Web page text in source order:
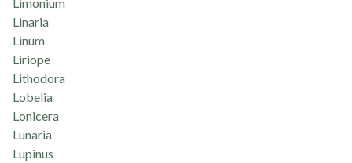
Linaria
Linum
Liriope
Lithodora
Lobelia
Lonicera
Lunaria
Lupinus